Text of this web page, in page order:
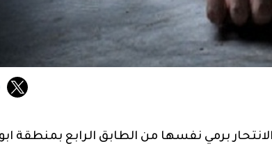
برمي نفسها من الطابق الرابع بمنطقة